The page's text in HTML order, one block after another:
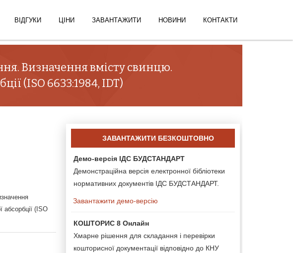
ВІДГУКИ ЦІНИ ЗАВАНТАЖИТИ НОВИНИ КОНТАКТИ
Визначення вмісту свинцю.
(ISO 6633:1984, IDT)
(ISO
ЗАВАНТАЖИТИ БЕЗКОШТОВНО
Демо-версія ІДС БУДСТАНДАРТ
Демонстраційна версія електронної бібліотеки
нормативних документів ІДС БУДСТАНДАРТ.
Завантажити демо-версію
КОШТОРИС 8 Онлайн
Хмарне рішення для складання і перевірки
кошторисної документації відповідно до КНУ